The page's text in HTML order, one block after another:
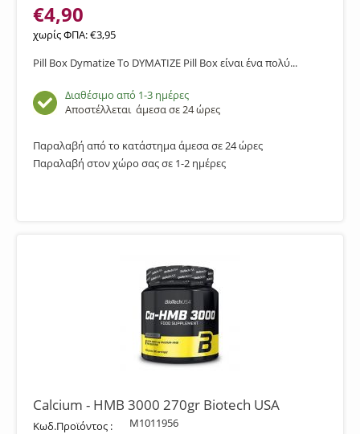
€4,90
χωρίς ΦΠΑ:€3,95
Pill Box Dymatize Το DYMATIZE Pill Box είναι ένα πολύ...
Διαθέσιμο από 1-3 ημέρες
Αποστέλλεται άμεσα σε 24 ώρες
Παραλαβή από το κατάστημα άμεσα σε 24 ώρες
Παραλαβή στον χώρο σας σε 1-2 ημέρες
Calcium - HMB 3000 270gr Biotech USA
Κωδ.Προϊόντος : M1011956